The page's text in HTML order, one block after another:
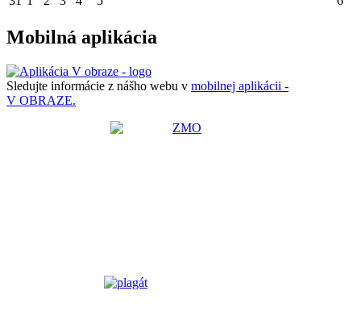
Mobilná aplikácia
Sledujte informácie z nášho webu v mobilnej aplikácii -
V OBRAZE.